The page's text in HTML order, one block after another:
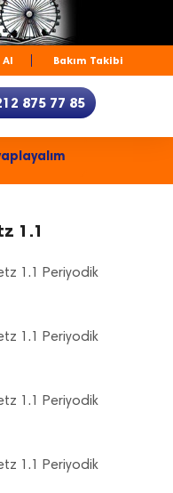
Al Bakım Takibi
875 77 85
1.1
1.1 Periyodik
1.1 Periyodik
1.1 Periyodik
1.1 Periyodik